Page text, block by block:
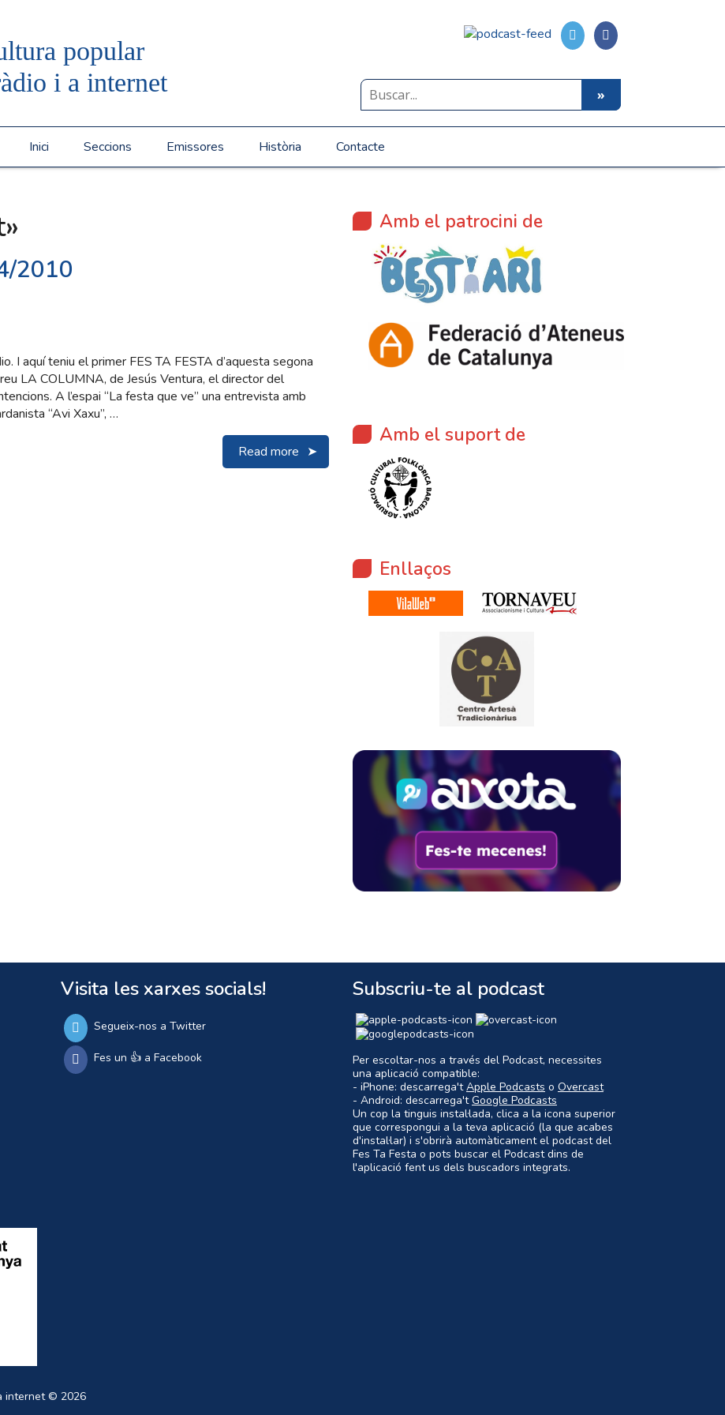
popular
i a internet
Inici Seccions Emissores Història Contacte
2010
I aquí teniu el primer FES TA FESTA d’aquesta segona
LA COLUMNA, de Jesús Ventura, el director del
A l’espai “La festa que ve” una entrevista amb
“Avi Xaxu”, …
Read more
Amb el patrocini de
Amb el suport de
Enllaços
Visita les xarxes socials!
Segueix-nos a Twitter
Fes un 👍 a Facebook
Subscriu-te al podcast
Per escoltar-nos a través del Podcast, necessites
una aplicació compatible:
- iPhone: descarrega'tApple Podcasts o Overcast
- Android: descarrega'tGoogle Podcasts
Un cop la tinguis instal·lada, clica a la icona superior
que correspongui a la teva aplicació (la que acabes
d'instal·lar) i s'obrirà automàticament el podcast del
Fes Ta Festa o pots buscar el Podcast dins de
l'aplicació fent us dels buscadors integrats.
internet© 2026